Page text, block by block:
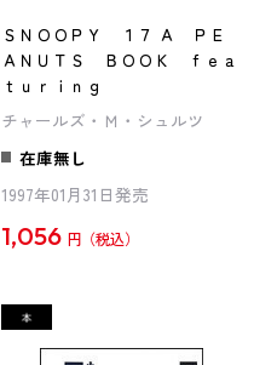
ＳＮＯＯＰＹ １７ Ａ ＰＥ
ＡＮＵＴＳ ＢＯＯＫ ｆｅａ
ｔｕｒｉｎｇ
チャールズ・Ｍ・シュルツ
在庫無し
1997年01月31日発売
1,056 円